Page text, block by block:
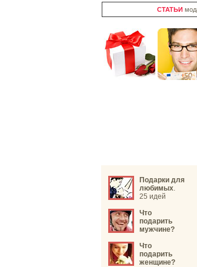
СТАТЬИ
Подарки для
любимых.
25 идей
Что
подарить
мужчине?
Что
подарить
женщине?